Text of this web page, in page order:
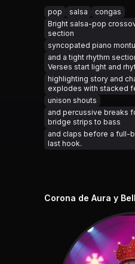
pop
salsa
congas
Bright salsa-pop
section
syncopated piano
and a tight rhythm
Verses start light and
highlighting story and
explodes with stacked
unison shouts
and percussive breaks
bridge strips to bass
and claps before a full-
last hook.
Corona de Aura y